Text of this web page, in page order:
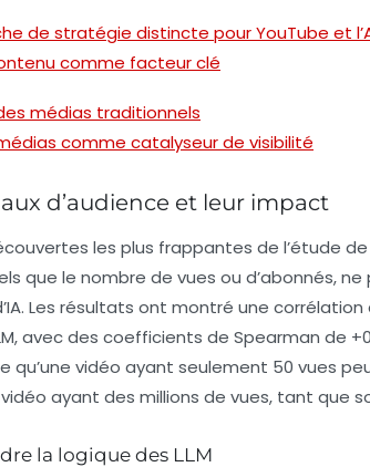
de stratégie distincte pour YouTube et
comme facteur clé
médias traditionnels
comme catalyseur de visibilité
d’audience et leur impact
les plus frappantes de l’étude
que le nombre de vues ou d’abonnés, ne
Les résultats ont montré une
avec des coefficients de Spearman de
qu’une vidéo ayant seulement 50 vues
vidéo ayant des millions de vues, tant
la logique des LLM